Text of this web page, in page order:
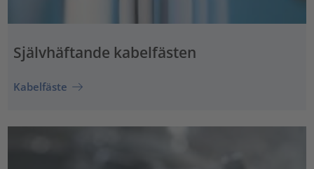
Självhäftande kabelfästen
Kabelfäste